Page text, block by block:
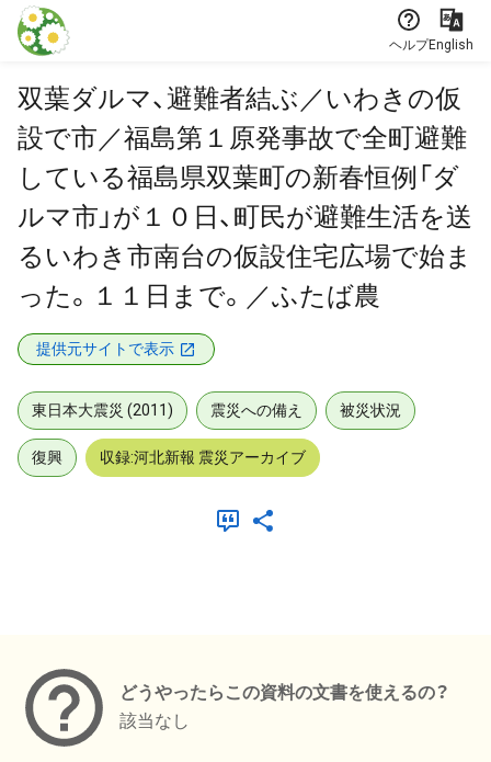
本文に飛ぶ
ヘルプEnglish
双葉ダルマ、避難者結ぶ／いわきの仮
設で市／福島第１原発事故で全町避難
している福島県双葉町の新春恒例「ダ
ルマ市」が１０日、町民が避難生活を送
るいわき市南台の仮設住宅広場で始ま
った。１１日まで。／ふたば農
提供元サイトで表示
東日本大震災 (2011) 震災への備え 被災状況
復興 収録:河北新報 震災アーカイブ
どうやったらこの資料の文書を使えるの？
該当なし